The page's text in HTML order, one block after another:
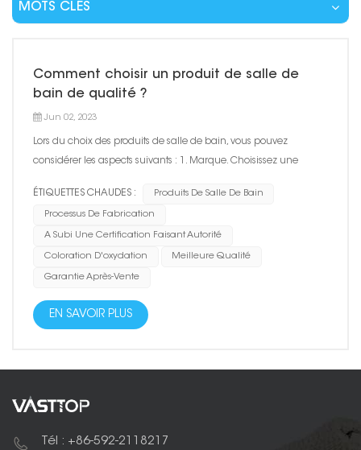
MOTS CLÉS
Comment choisir un produit de salle de
bain de qualité ?
Jun 02, 2023
Lors du choix des produits de salle de bain, vous pouvez
considérer les aspects suivants : 1. Marque. Choisissez une
service et une meilleure garantie après-vente. 2. Processus...
ÉTIQUETTES CHAUDES : Produits De Salle De Bain
Processus De Fabrication
A Subi Une Certification Faisant Autorité
Coloration D'oxydation Meilleure Qualité
Garantie Après-Vente
EN SAVOIR PLUS
Tél : +86-592-2118217